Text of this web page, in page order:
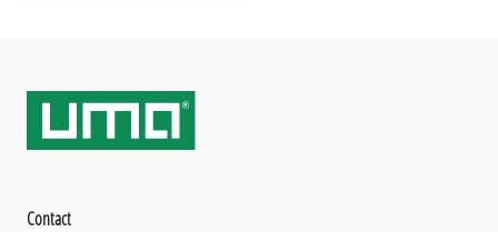
Contact